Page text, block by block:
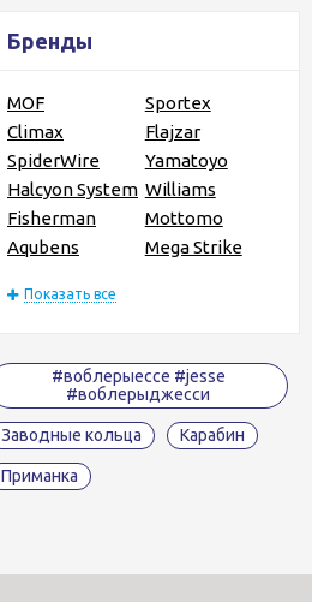
Бренды
MOF
Sportex
Climax
Flajzar
SpiderWire
Yamatoyo
Halcyon System Williams
Fisherman
Mottomo
Aqubens
Mega Strike
Показать все
#воблерыессе #jesse
#воблерыджесси
Заводные кольца Карабин
Приманка